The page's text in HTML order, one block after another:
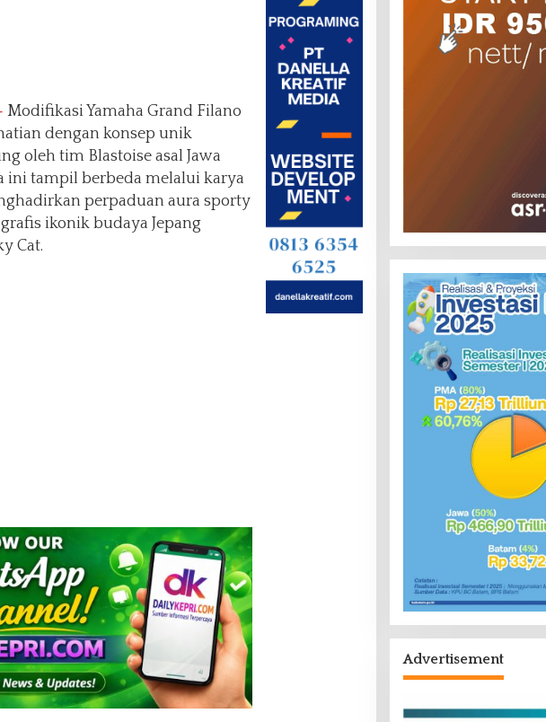
Modifikasi Yamaha Grand Filano
dengan konsep unik
oleh tim Blastoise asal Jawa
ini tampil berbeda melalui karya
perpaduan aura sporty
ikonik budaya Jepang
Cat.
Advertisement